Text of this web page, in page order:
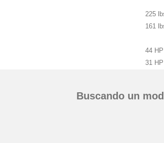
225
161
44
31
Buscando un